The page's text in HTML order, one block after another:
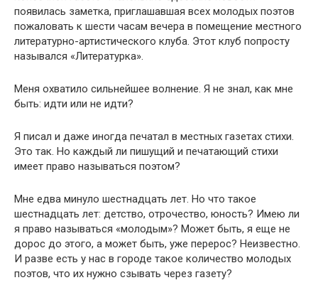
появилась заметка, приглашавшая всех молодых поэтов
пожаловать к шести часам вечера в помещение местного
литературно-артистического клуба. Этот клуб попросту
назывался «Литературка».
Меня охватило сильнейшее волнение. Я не знал, как мне
быть: идти или не идти?
Я писал и даже иногда печатал в местных газетах стихи.
Это так. Но каждый ли пишущий и печатающий стихи
имеет право называться поэтом?
Мне едва минуло шестнадцать лет. Но что такое
шестнадцать лет: детство, отрочество, юность? Имею ли
я право называться «молодым»? Может быть, я еще не
дорос до этого, а может быть, уже перерос? Неизвестно.
И разве есть у нас в городе такое количество молодых
поэтов, что их нужно сзывать через газету?